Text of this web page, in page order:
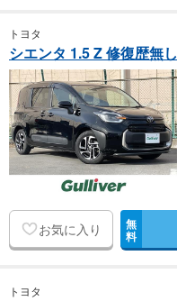
トヨタ
シエンタ 1.5 Z 修復歴無し
お気に入り 無
料
トヨタ